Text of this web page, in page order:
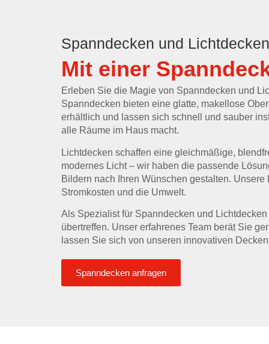
Spanndecken und
Mit einer
Erleben Sie die Magie von Spanndecken und
Spanndecken bieten eine glatte, makellose
erhältlich und lassen sich schnell und sauber
alle Räume im Haus macht.
Lichtdecken schaffen eine gleichmäßige,
modernes Licht – wir haben die passende
Bildern nach Ihren Wünschen gestalten.
Stromkosten und die Umwelt.
Als Spezialist für Spanndecken und
übertreffen. Unser erfahrenes Team berät Sie
lassen Sie sich von unseren innovativen
Spanndecken anfragen